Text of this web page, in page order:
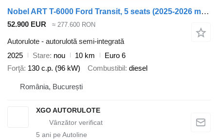
Nobel ART T-6000 Ford Transit, 5 seats (2025-2026 model)
52.900 EUR ≈ 277.600 RON
Autorulote - autorulotă semi-integrată
2025
Stare nou 10 km
Euro 6
Forţă 130 c.p. (96 kW) Combustibil diesel
România, București
XGO AUTORULOTE
5 ani pe Autoline